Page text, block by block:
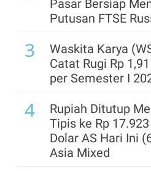
Pasar Bersiap
Putusan FTSE
3
Waskita Karya
Catat Rugi Rp
per Semester I
4
Rupiah Ditutup
Tipis ke Rp
Dolar AS Hari Ini
Asia Mixed